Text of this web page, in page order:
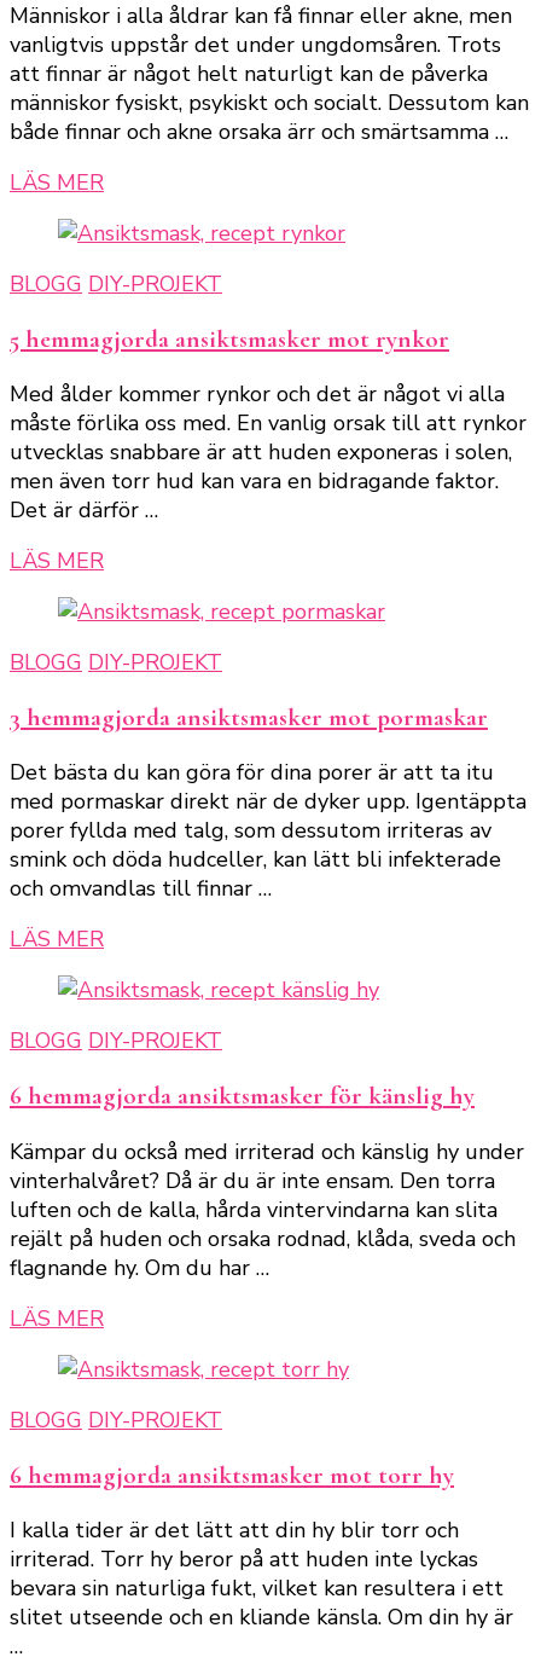
Människor i alla åldrar kan få finnar eller akne, men
vanligtvis uppstår det under ungdomsåren. Trots
att finnar är något helt naturligt kan de påverka
människor fysiskt, psykiskt och socialt. Dessutom kan
både finnar och akne orsaka ärr och smärtsamma …
LÄS MER
BLOGG DIY-PROJEKT
5 hemmagjorda ansiktsmasker mot rynkor
Med ålder kommer rynkor och det är något vi alla
måste förlika oss med. En vanlig orsak till att rynkor
utvecklas snabbare är att huden exponeras i solen,
men även torr hud kan vara en bidragande faktor.
Det är därför …
LÄS MER
BLOGG DIY-PROJEKT
3 hemmagjorda ansiktsmasker mot pormaskar
Det bästa du kan göra för dina porer är att ta itu
med pormaskar direkt när de dyker upp. Igentäppta
porer fyllda med talg, som dessutom irriteras av
smink och döda hudceller, kan lätt bli infekterade
och omvandlas till finnar …
LÄS MER
BLOGG DIY-PROJEKT
6 hemmagjorda ansiktsmasker för känslig hy
Kämpar du också med irriterad och känslig hy under
vinterhalvåret? Då är du är inte ensam. Den torra
luften och de kalla, hårda vintervindarna kan slita
rejält på huden och orsaka rodnad, klåda, sveda och
flagnande hy. Om du har …
LÄS MER
BLOGG DIY-PROJEKT
6 hemmagjorda ansiktsmasker mot torr hy
I kalla tider är det lätt att din hy blir torr och
irriterad. Torr hy beror på att huden inte lyckas
bevara sin naturliga fukt, vilket kan resultera i ett
slitet utseende och en kliande känsla. Om din hy är
…